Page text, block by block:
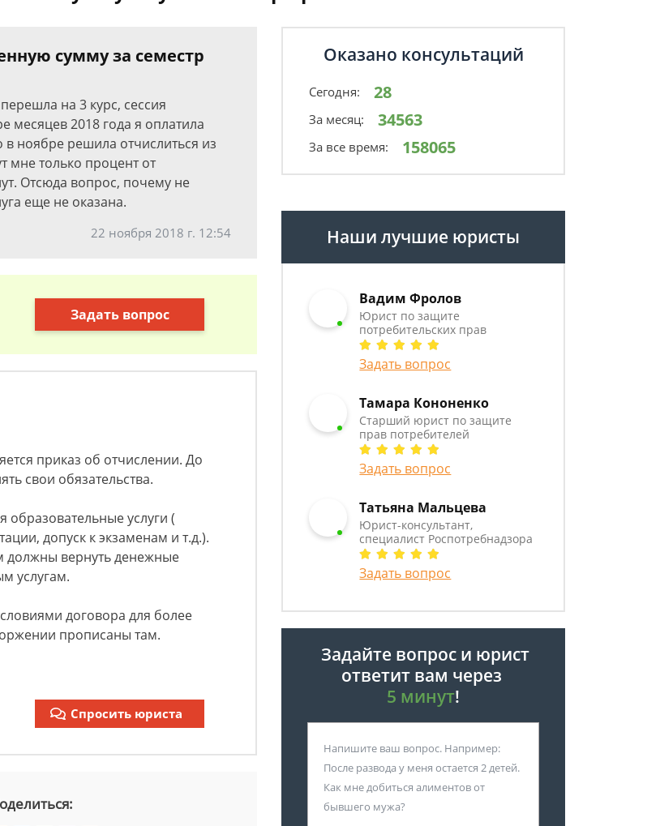
сумму за семестр
на 3 курс, сессия
месяцев 2018 года я оплатила
в ноябре решила отчислиться из
мне только процент от
Отсюда вопрос, почему не
еще не оказана.
22 ноября 2018 г. 12:54
Задать вопрос
приказ об отчислении. До
свои обязательства.
услуги (
допуск к экзаменам и т.д.).
должны вернуть денежные
услугам.
договора для более
прописаны там.
Спросить юриста
Оказано консультаций
Сегодня: 28
За месяц: 34563
За все время: 158065
Наши лучшие юристы
Вадим Фролов
Юрист по защите
потребительских прав
Задать вопрос
Тамара Кононенко
Старший юрист по защите
прав потребителей
Задать вопрос
Татьяна Мальцева
Юрист-консультант,
специалист Роспотребнадзора
Задать вопрос
Задайте вопрос и юрист
ответит вам через
5 минут!